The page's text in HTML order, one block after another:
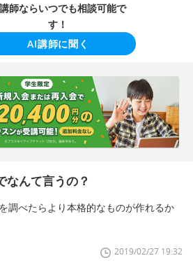
師ならいつでも相談可能で
す！
AI講師に聞く
なんて言うの？
調べたらより本格的なものが作れるか
2019/02/27 19:32